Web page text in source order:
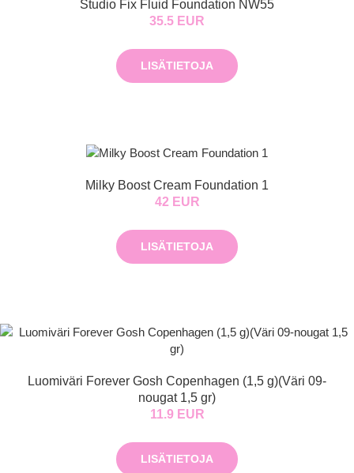
Studio Fix Fluid Foundation NW55
35.5 EUR
LISÄTIETOJA
Milky Boost Cream Foundation 1
42 EUR
LISÄTIETOJA
Luomiväri Forever Gosh Copenhagen (1,5 g)(Väri 09-
nougat 1,5 gr)
11.9 EUR
LISÄTIETOJA